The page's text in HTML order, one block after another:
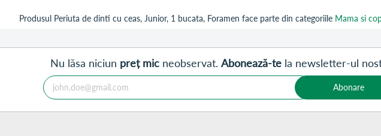
Produsul Periuta de dinti cu ceas, Junior, 1 bucata, Foramen face parte din categoriile Mama si
Nu lăsa niciun preț mic neobservat. Abonează-te la newsletter-ul
Abonare